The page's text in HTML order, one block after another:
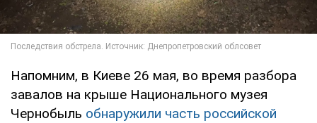
Напомним, в Киеве 26 мая, во время разбора
завалов на крыше Национального музея
Чернобыль обнаружили часть российской